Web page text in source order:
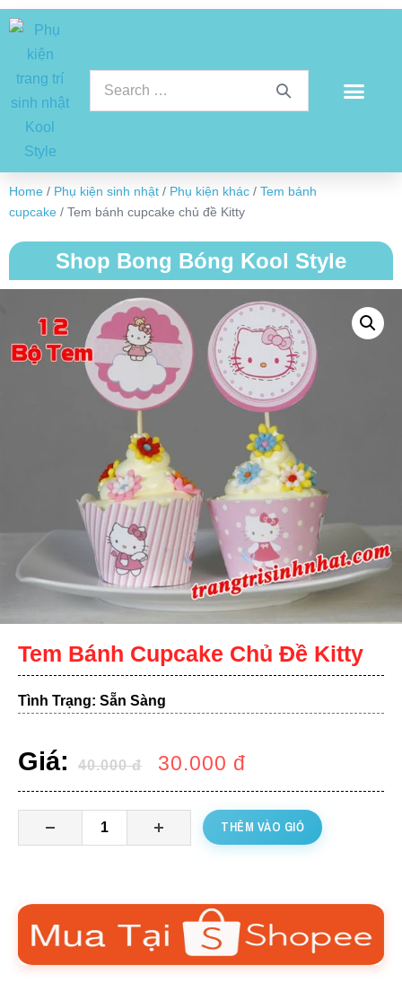
Home / Phụ kiện sinh nhật / Phụ kiện khác / Tem bánh
cupcake / Tem bánh cupcake chủ đề Kitty
Shop Bong Bóng Kool Style
Tem Bánh Cupcake Chủ Đề Kitty
Tình Trạng: Sẵn Sàng
Giá: 40.000đ 30.000 đ
THÊM VÀO GIỎ